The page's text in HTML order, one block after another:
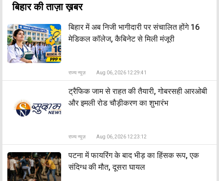
बिहार की ताज़ा ख़बर
बिहार में अब निजी भागीदारी पर संचालित होंगे 16
मेडिकल कॉलेज, कैबिनेट से मिली मंजूरी
राज्य न्यूज़ Aug 06, 2026 12:29:41
ट्रैफिक जाम से राहत की तैयारी, गोबरसही आरओबी
और इमली रोड चौड़ीकरण का शुभारंभ
राज्य न्यूज़ Aug 06, 2026 12:23:12
पटना में फायरिंग के बाद भीड़ का हिंसक रूप, एक
संदिग्ध की मौत, दूसरा घायल